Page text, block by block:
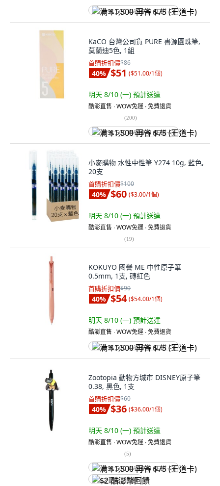
满 $1,500 再省 $75 (王道卡)
KaCO 台灣公司貨 PURE 書源圓珠筆,
莫蘭迪5色, 1組
首購折扣價$86
40% $51 ($51.00/1個)
明天 8/10 (一) 預計送達
酷澎直售 ∙ WOW免運 ∙ 免費退貨
(200)
满 $1,500 再省 $75 (王道卡)
小麥購物 水性中性筆 Y274 10g, 藍色,
20支
首購折扣價$100
40% $60 ($3.00/1個)
明天 8/10 (一) 預計送達
酷澎直售 ∙ WOW免運 ∙ 免費退貨
(19)
KOKUYO 國譽 ME 中性原子筆
0.5mm, 1支, 磚紅色
首購折扣價$90
40% $54 ($54.00/1個)
明天 8/10 (一) 預計送達
酷澎直售 ∙ WOW免運 ∙ 免費退貨
满 $1,500 再省 $75 (王道卡)
Zootopia 動物方城市 DISNEY原子筆
0.38, 黑色, 1支
首購折扣價$60
40% $36 ($36.00/1個)
明天 8/10 (一) 預計送達
酷澎直售 ∙ WOW免運 ∙ 免費退貨
(5)
满 $1,500 再省 $75 (王道卡)
$2 酷澎幣回饋